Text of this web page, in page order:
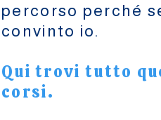
percorso perché
convinto io.
Qui trovi tutto
corsi.